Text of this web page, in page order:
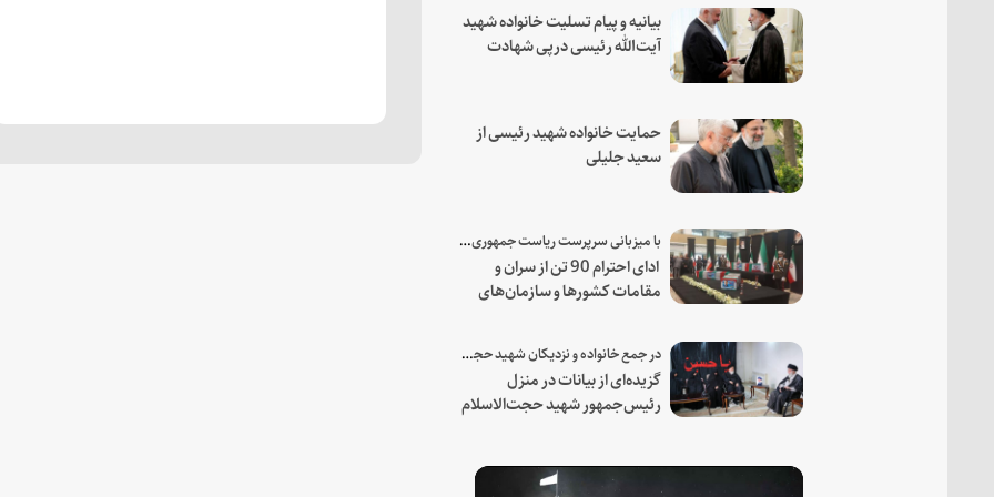
بیانیه و پیام تسلیت خانواده شهید
آیت‌الله رئیسی درپی شهادت
حمایت خانواده شهید رئیسی از
سعید جلیلی
با میزبانی سرپرست ریاست جمهوری صورت گرفت؛
ادای احترام 90 تن از سران و
مقامات کشورها و سازمان‌های
در جمع خانواده و نزدیکان شهید حجت‌الاسلام‌والمسلمین رئیسی:
گزیده‌ای از بیانات در منزل
رئیس‌جمهور شهید حجت‌الاسلام